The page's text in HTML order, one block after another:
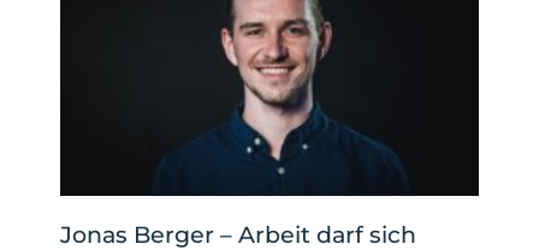
Jonas Berger – Arbeit darf sich